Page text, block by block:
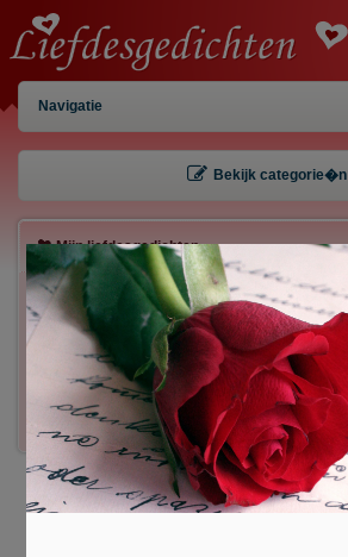
Navigatie
Bekijk categorie�n
Mijn liefdesgedichten
Gebruiker:
Wachtwoord:
Registreren Gegevens kwijt?